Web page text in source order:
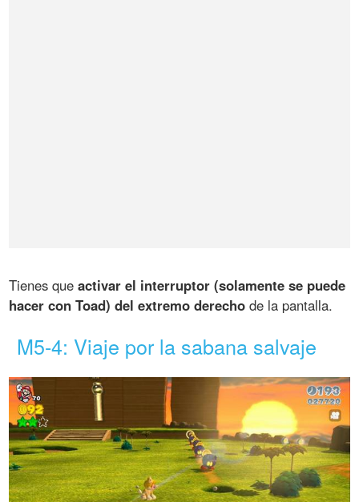
Tienes queactivar el interruptor (solamente se puede
hacer con Toad) del extremo derecho de la pantalla.
M5-4: Viaje por la sabana salvaje